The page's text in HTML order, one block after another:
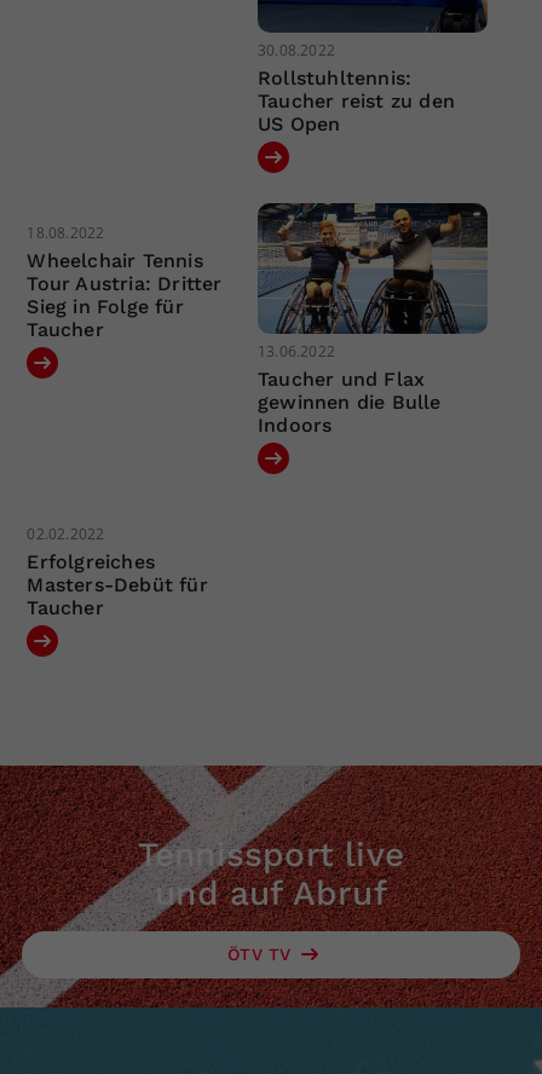
30.08.2022
Rollstuhltennis:
Taucher reist zu den
US Open
18.08.2022
Wheelchair Tennis
Tour Austria: Dritter
Sieg in Folge für
Taucher
13.06.2022
Taucher und Flax
gewinnen die Bulle
Indoors
02.02.2022
Erfolgreiches
Masters-Debüt für
Taucher
Tennissport live
und auf Abruf
ÖTV TV